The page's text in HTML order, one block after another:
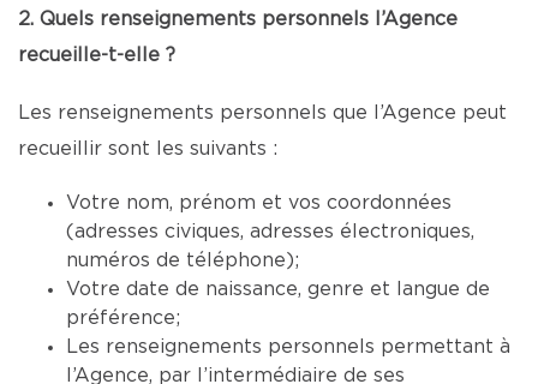
2. Quels renseignements personnels l’Agence
recueille-t-elle ?
Les renseignements personnels que l’Agence peut
recueillir sont les suivants :
Votre nom, prénom et vos coordonnées
(adresses civiques, adresses électroniques,
numéros de téléphone);
Votre date de naissance, genre et langue de
préférence;
Les renseignements personnels permettant à
l’Agence, par l’intermédiaire de ses